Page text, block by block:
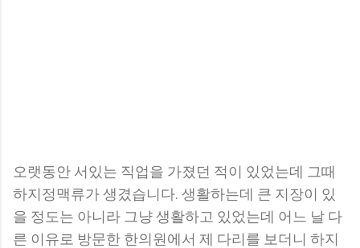
오랫동안 서있는 직업을 가졌던 적이 있었는데 그때
하지정맥류가 생겼습니다. 생활하는데 큰 지장이 있
을 정도는 아니라 그냥 생활하고 있었는데 어느 날 다
른 이유로 방문한 한의원에서 제 다리를 보더니 하지